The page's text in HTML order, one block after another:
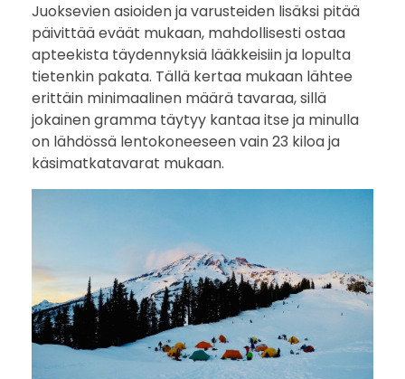
Juoksevien asioiden ja varusteiden lisäksi pitää
päivittää eväät mukaan, mahdollisesti ostaa
apteekista täydennyksiä lääkkeisiin ja lopulta
tietenkin pakata. Tällä kertaa mukaan lähtee
erittäin minimaalinen määrä tavaraa, sillä
jokainen gramma täytyy kantaa itse ja minulla
on lähdössä lentokoneeseen vain 23 kiloa ja
käsimatkatavarat mukaan.